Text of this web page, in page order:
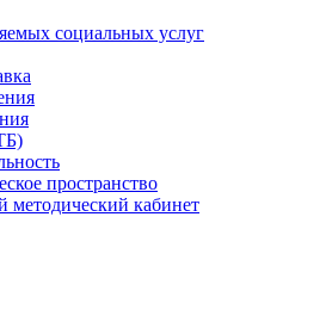
социальных услуг
пространство
методический кабинет